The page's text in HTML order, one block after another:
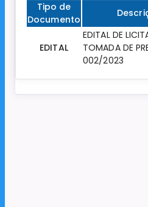
Tipo de
Documento
EDITAL
EDITAL DE
TOMADA DE
002/2023